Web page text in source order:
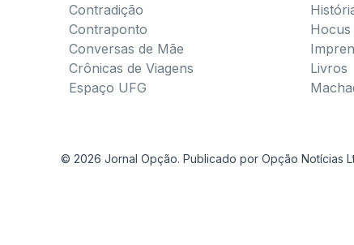
Contradição
Contraponto
Conversas de Mãe
Crônicas de Viagens
Espaço UFG
Hocus
Livros
© 2026 Jornal Opção. Publicado por Opção Notícias